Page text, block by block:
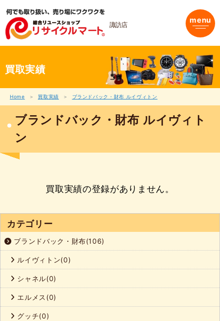
ス
諏訪店 menu
買取実績
Home 買取実績 ブランドバック・財布 ルイヴィトン
ブランドバック・財布 ルイヴィト
ン
買取実績の登録がありません。
カテゴリー
ブランドバック・財布(106)
ルイヴィトン(0)
シャネル(0)
エルメス(0)
グッチ(0)